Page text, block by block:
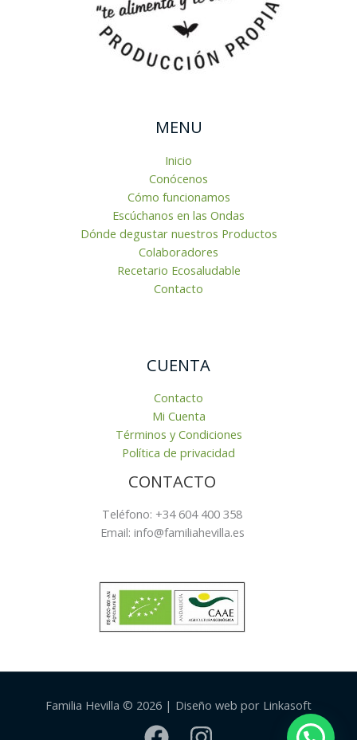
MENU
Inicio
Conócenos
Cómo funcionamos
Escúchanos en las Ondas
Dónde degustar nuestros Productos
Colaboradores
Recetario Ecosaludable
Contacto
CUENTA
Contacto
Mi Cuenta
Términos y Condiciones
Política de privacidad
CONTACTO
Teléfono: +34 604 400 358
Email: info@familiahevilla.es
Familia Hevilla © 2026 | Diseño web por Linkasoft